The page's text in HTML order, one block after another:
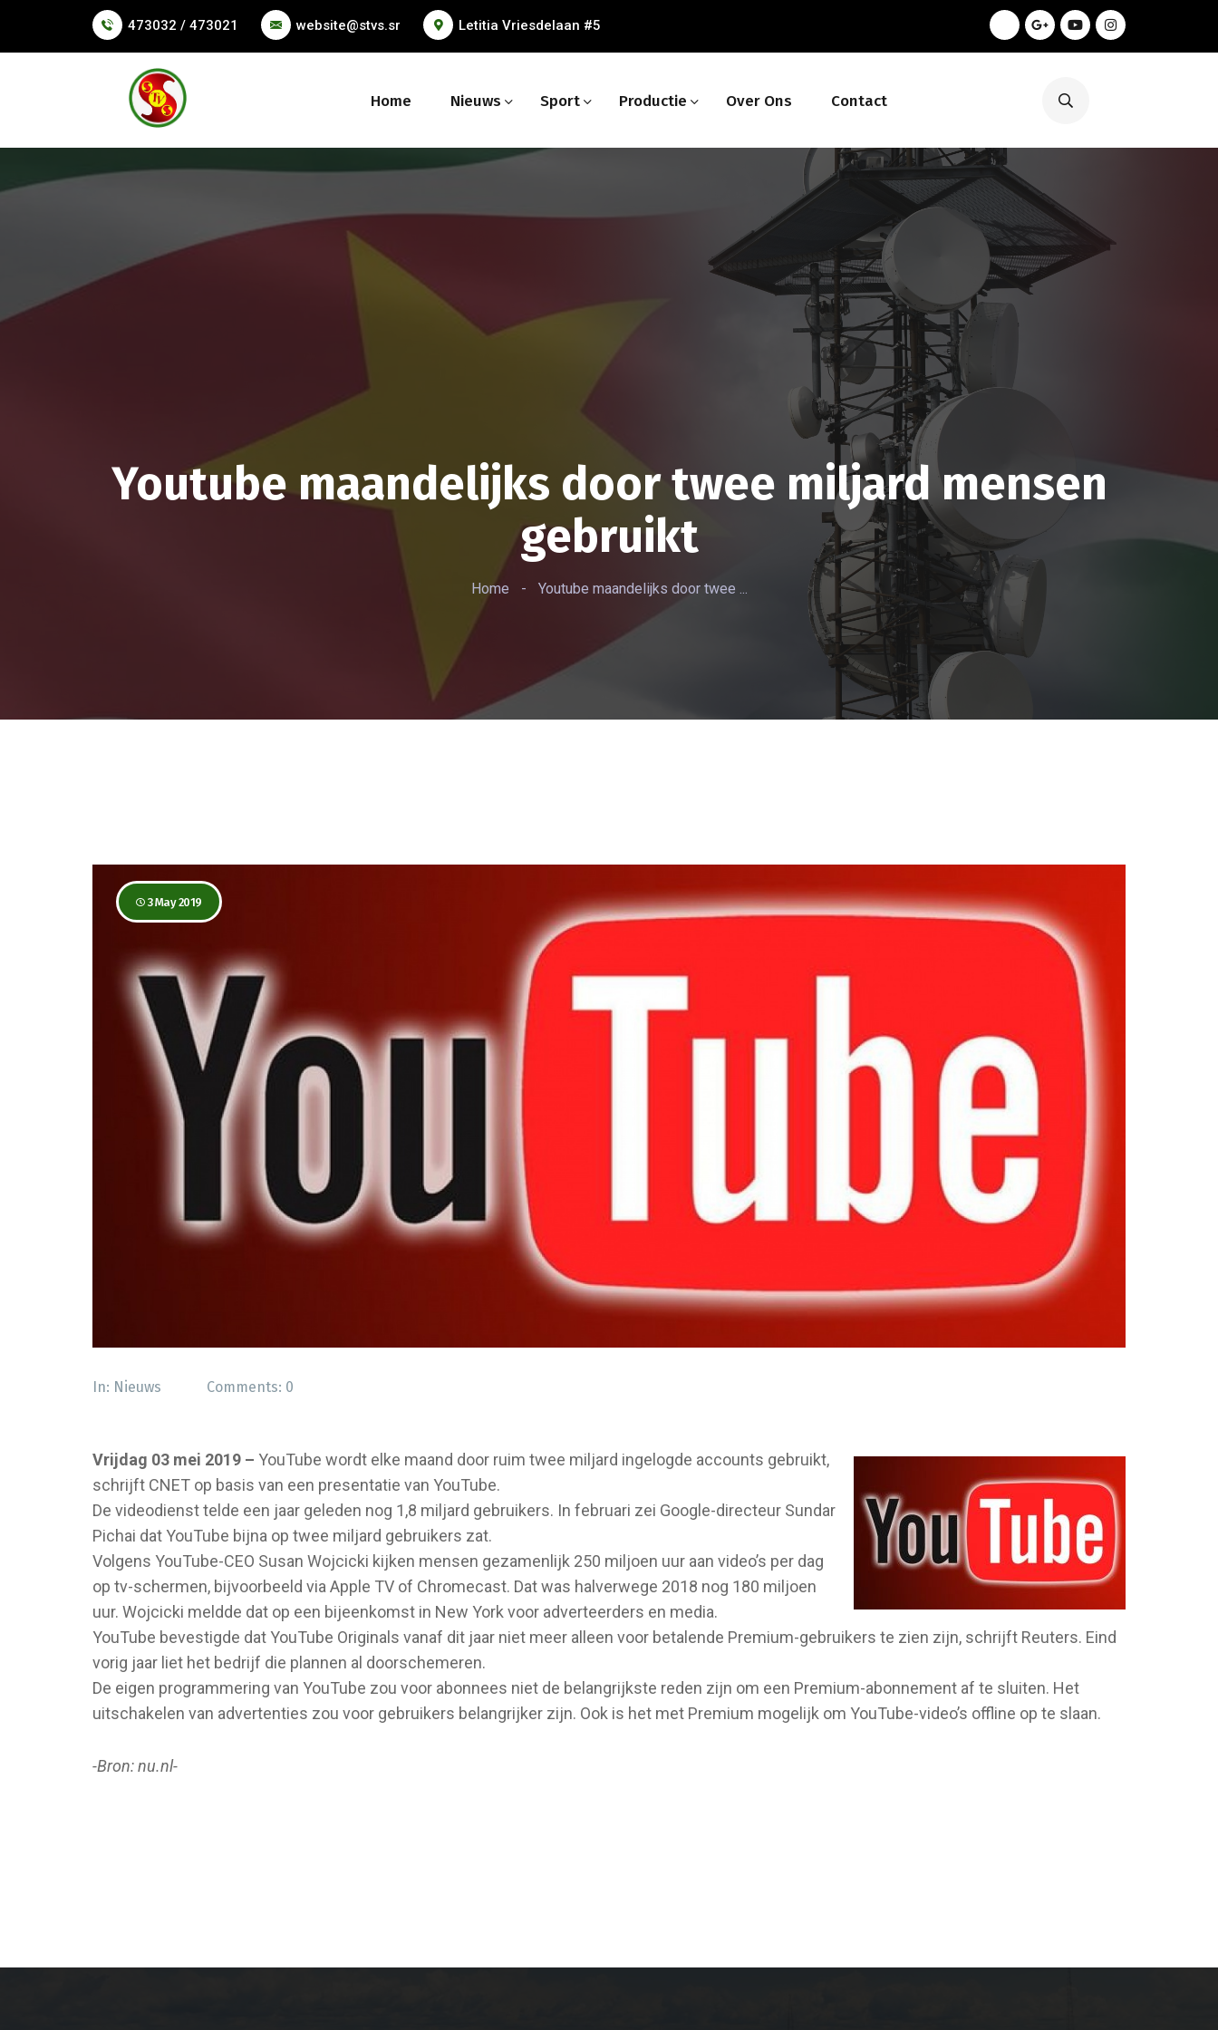
473032 / 473021 website@stvs.sr Letitia Vriesdelaan #5
Home Nieuws Sport Productie Over Ons Contact
Youtube maandelijks door twee miljard mensen
gebruikt
Home - Youtube maandelijks door twee ...
3 May 2019
In: Nieuws Comments: 0
Vrijdag 03 mei 2019 – YouTube wordt elke maand door ruim twee miljard ingelogde accounts gebruikt,
schrijft CNET op basis van een presentatie van YouTube.
De videodienst telde een jaar geleden nog 1,8 miljard gebruikers. In februari zei Google-directeur Sundar
Pichai dat YouTube bijna op twee miljard gebruikers zat.
Volgens YouTube-CEO Susan Wojcicki kijken mensen gezamenlijk 250 miljoen uur aan video’s per dag
op tv-schermen, bijvoorbeeld via Apple TV of Chromecast. Dat was halverwege 2018 nog 180 miljoen
uur. Wojcicki meldde dat op een bijeenkomst in New York voor adverteerders en media.
YouTube bevestigde dat YouTube Originals vanaf dit jaar niet meer alleen voor betalende Premium-gebruikers te zien zijn, schrijft Reuters. Eind
vorig jaar liet het bedrijf die plannen al doorschemeren.
De eigen programmering van YouTube zou voor abonnees niet de belangrijkste reden zijn om een Premium-abonnement af te sluiten. Het
uitschakelen van advertenties zou voor gebruikers belangrijker zijn. Ook is het met Premium mogelijk om YouTube-video’s offline op te slaan.
-Bron: nu.nl-